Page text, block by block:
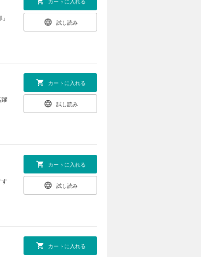
試し読み
躍
カートに入れる
試し読み
す
カートに入れる
試し読み
カートに入れる